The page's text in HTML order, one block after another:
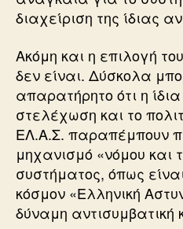
διαχείριση της ίδιας
Ακόμη και η επιλογή
δεν είναι. Δύσκολα
απαρατήρητο ότι η
στελέχωση και το
ΕΛ.Α.Σ. παραπέμπουν
μηχανισμό «νόμου και
συστήματος, όπως
κόσμον «Ελληνική
δύναμη αντισυμβατική